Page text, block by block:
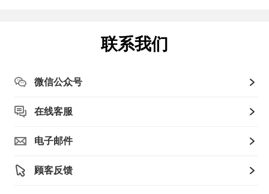
联系我们
微信公众号
在线客服
电子邮件
顾客反馈